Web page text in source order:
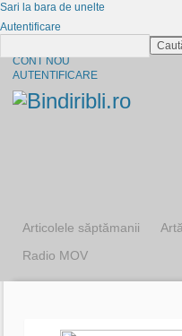
CONT NOU
AUTENTIFICARE
Articolele săptămanii Artă
Radio MOV
Sari la bara de unelte
Autentificare
Caută